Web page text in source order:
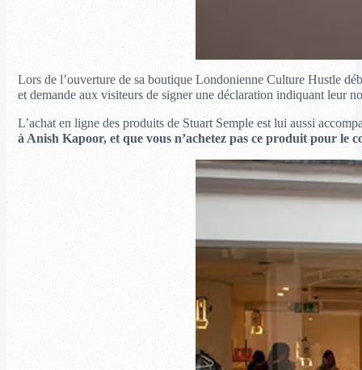
Lors de l’ouverture de sa boutique Londonienne Culture Hustle
et demande aux visiteurs de signer une déclaration indiquant leur
L’achat en ligne des produits de Stuart Semple est lui aussi
à Anish Kapoor, et que vous n’achetez pas ce produit pour le